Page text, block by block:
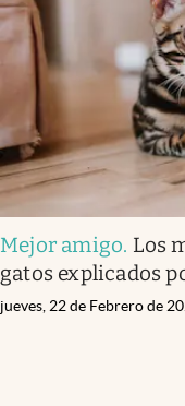
Mejor amigo. Los
gatos explicados
jueves, 22 de Febrero de